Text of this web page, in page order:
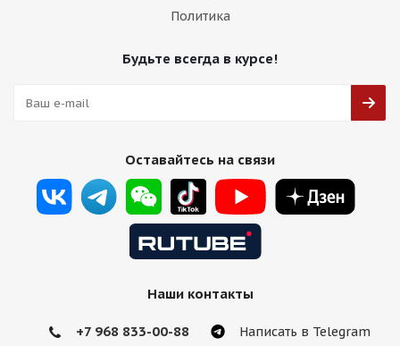
Политика
Будьте всегда в курсе!
Оставайтесь на связи
Наши контакты
+7 968 833-00-88 Написать в Telegram